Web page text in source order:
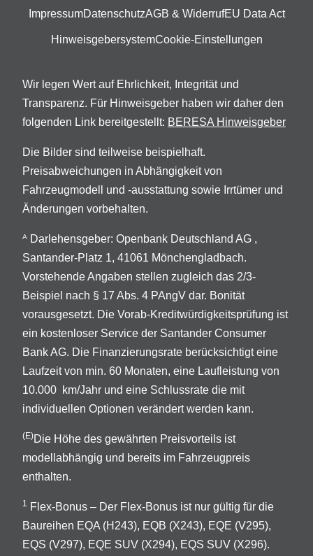
ImpressumDatenschutzAGB & WiderrufEU Data Act
HinweisgebersystemCookie-Einstellungen
Wir legen Wert auf Ehrlichkeit, Integrität und
Transparenz. Für Hinweisgeber haben wir daher den
folgenden Link bereitgestellt: BERESA Hinweisgeber
Die Bilder sind teilweise beispielhaft.
Preisabweichungen in Abhängigkeit von
Fahrzeugmodell und -ausstattung sowie Irrtümer und
Änderungen vorbehalten.
A
Darlehensgeber: Openbank Deutschland AG ,
Santander-Platz 1, 41061 Mönchengladbach.
Vorstehende Angaben stellen zugleich das 2/3-
Beispiel nach § 17 Abs. 4 PAngV dar. Bonität
vorausgesetzt. Die Vorab-Kreditwürdigkeitsprüfung ist
ein kostenloser Service der Santander Consumer
Bank AG. Die Finanzierungsrate berücksichtigt eine
Laufzeit von min. 60 Monaten, eine Laufleistung von
10.000 km/Jahr und eine Schlussrate die mit
individuellen Optionen verändert werden kann.
(E)Die Höhe des gewährten Preisvorteils ist
modellabhängig und bereits im Fahrzeugpreis
enthalten.
1
Flex-Bonus – Der Flex-Bonus ist nur gültig für die
Baureihen EQA (H243), EQB (X243), EQE (V295),
EQS (V297), EQE SUV (X294), EQS SUV (X296).